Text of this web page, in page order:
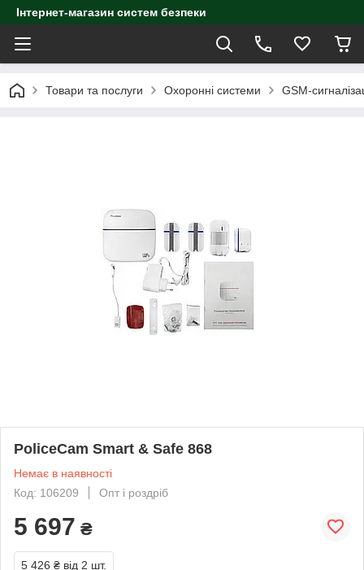
Інтернет-магазин систем безпеки
Товари та послуги Охоронні системи GSM-
PoliceCam Smart & Safe 868
Немає в наявності
Код: 106209
Опт і роздріб
5 697 ₴
5 426 ₴ від 2 шт.